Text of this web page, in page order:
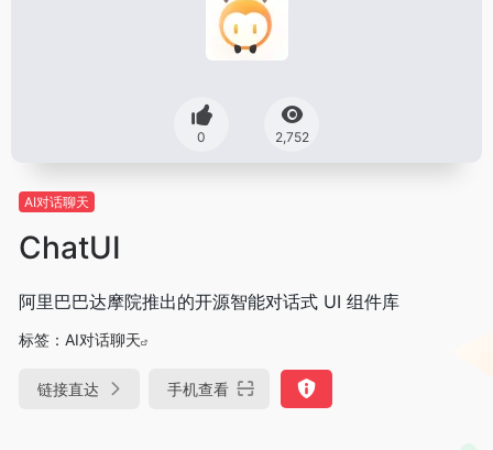
0 2,752
AI对话聊天
ChatUI
阿里巴巴达摩院推出的开源智能对话式 UI 组件库
标签： AI对话聊天
链接直达 手机查看